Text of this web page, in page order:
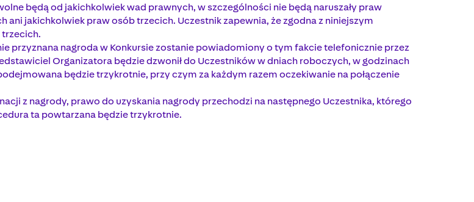
będą od jakichkolwiek wad prawnych, w szczególności nie będą naruszały praw
jakichkolwiek praw osób trzecich. Uczestnik zapewnia, że zgodna z niniejszym
trzecich.
przyznana nagroda w Konkursie zostanie powiadomiony o tym fakcie telefonicznie przez
Organizatora będzie dzwonił do Uczestników w dniach roboczych, w godzinach
będzie trzykrotnie, przy czym za każdym razem oczekiwanie na połączenie
z nagrody, prawo do uzyskania nagrody przechodzi na następnego Uczestnika, którego
ta powtarzana będzie trzykrotnie.